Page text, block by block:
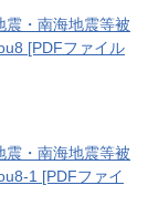
震・南海地震等被
[PDFファイル
震・南海地震等被
1 [PDFファイ